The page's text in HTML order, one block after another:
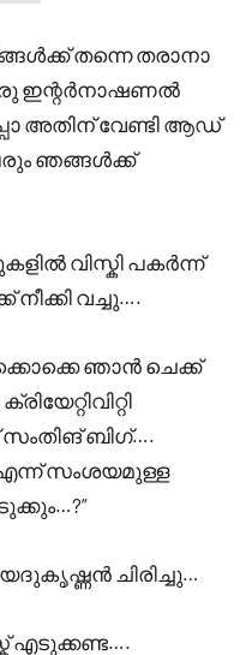
തന്നെ തരാനാ
ഇന്റർനാഷണൽ
അതിന് വേണ്ടി ആഡ്
ഞങ്ങൾക്ക്
വിസ്കി പകർന്ന്
നീക്കി വച്ചു….
ഞാൻ ചെക്ക്
ബിഗ്….
സംശയമുള്ള
യദുകൃഷ്ണൻ ചിരിച്ചു…
എടുക്കണ്ട….